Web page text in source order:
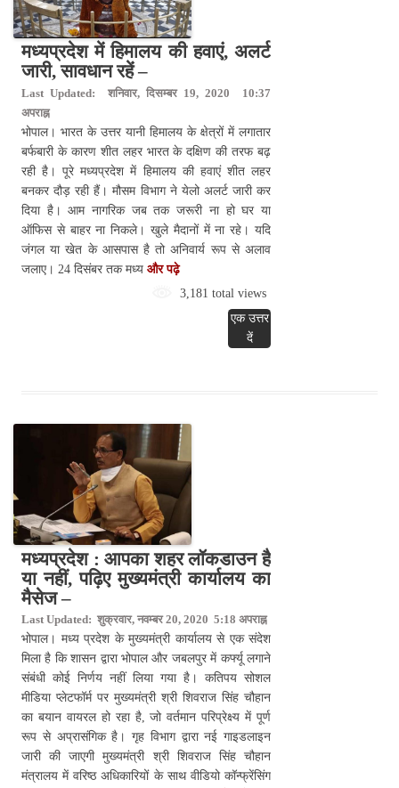
मध्यप्रदेश में हिमालय की हवाएं, अलर्ट
जारी, सावधान रहें –
Last Updated: शनिवार, दिसम्बर 19, 2020 10:37
अपराह्न
भोपाल। भारत के उत्तर यानी हिमालय के क्षेत्रों में लगातार
बर्फबारी के कारण शीत लहर भारत के दक्षिण की तरफ बढ़
रही है। पूरे मध्यप्रदेश में हिमालय की हवाएं शीत लहर
बनकर दौड़ रही हैं। मौसम विभाग ने येलो अलर्ट जारी कर
दिया है। आम नागरिक जब तक जरूरी ना हो घर या
ऑफिस से बाहर ना निकले। खुले मैदानों में ना रहे। यदि
जंगल या खेत के आसपास है तो अनिवार्य रूप से अलाव
जलाए। 24 दिसंबर तक मध्य और पढ़े
3,181 total views
एक उत्तर
दें
मध्यप्रदेश : आपका शहर लॉकडाउन है
या नहीं, पढ़िए मुख्यमंत्री कार्यालय का
मैसेज –
Last Updated: शुक्रवार, नवम्बर 20, 2020 5:18 अपराह्न
भोपाल। मध्य प्रदेश के मुख्यमंत्री कार्यालय से एक संदेश
मिला है कि शासन द्वारा भोपाल और जबलपुर में कर्फ्यू लगाने
संबंधी कोई निर्णय नहीं लिया गया है। कतिपय सोशल
मीडिया प्लेटफॉर्म पर मुख्यमंत्री श्री शिवराज सिंह चौहान
का बयान वायरल हो रहा है, जो वर्तमान परिप्रेक्ष्य में पूर्ण
रूप से अप्रासंगिक है। गृह विभाग द्वारा नई गाइडलाइन
जारी की जाएगी मुख्यमंत्री श्री शिवराज सिंह चौहान
मंत्रालय में वरिष्ठ अधिकारियों के साथ वीडियो कॉन्फ्रेंसिंग